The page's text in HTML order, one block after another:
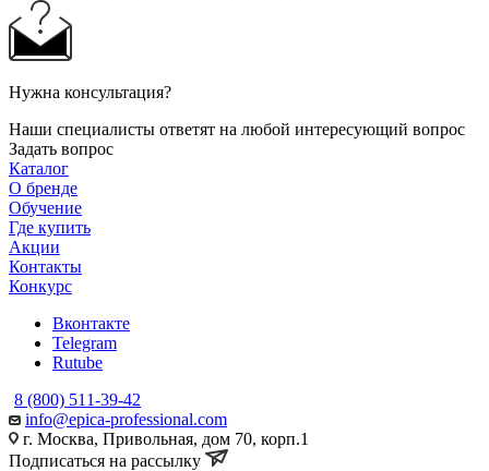
Нужна консультация?
Наши специалисты ответят на любой интересующий вопрос
Задать вопрос
Каталог
О бренде
Обучение
Где купить
Акции
Контакты
Конкурс
Вконтакте
Telegram
Rutube
8 (800) 511-39-42
info@epica-professional.com
г. Москва, Привольная, дом 70, корп.1
Подписаться на рассылку